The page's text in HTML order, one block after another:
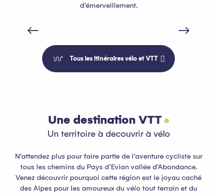
d’émerveillement.
jours à vélo
Tous les itinéraires vélo et VTT
Une destination VTT
Un territoire à decouvrir à vélo
N’attendez plus pour faire partie de l’aventure cycliste sur
tous les chemins du Pays d’Evian vallée d’Abondance.
Venez découvrir pourquoi cette région est le joyau caché
des Alpes pour les amoureux du vélo tout terrain et du